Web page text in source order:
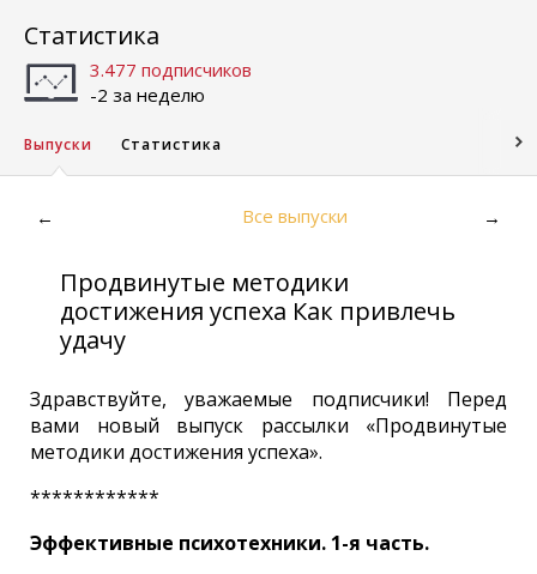
Статистика
3.477 подписчиков
-2 за неделю
Выпуски Статистика
← Все выпуски →
Продвинутые методики
достижения успеха Как привлечь
удачу
Здравствуйте, уважаемые подписчики! Перед
вами новый выпуск рассылки «Продвинутые
методики достижения успеха».
************
Эффективные психотехники. 1-я часть.